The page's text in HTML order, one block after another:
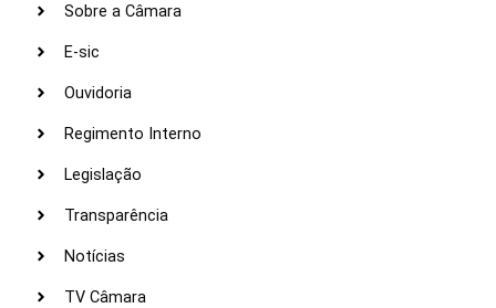
Sobre a Câmara
E-sic
Ouvidoria
Regimento Interno
Legislação
Transparência
Notícias
TV Câmara